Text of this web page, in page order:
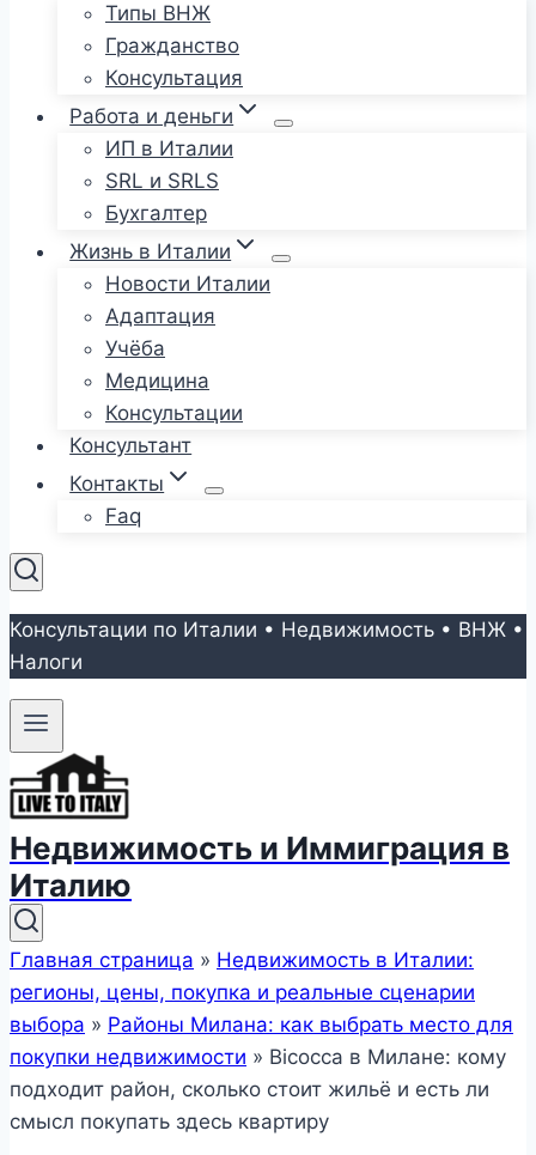
Типы ВНЖ
Гражданство
Консультация
Работа и деньги
ИП в Италии
SRL и SRLS
Бухгалтер
Жизнь в Италии
Новости Италии
Адаптация
Учёба
Медицина
Консультации
Консультант
Контакты
Faq
Консультации по Италии • Недвижимость • ВНЖ •
Налоги
Недвижимость и Иммиграция в
Италию
Главная страница » Недвижимость в Италии:
регионы, цены, покупка и реальные сценарии
выбора » Районы Милана: как выбрать место для
покупки недвижимости » Bicocca в Милане: кому
подходит район, сколько стоит жильё и есть ли
смысл покупать здесь квартиру